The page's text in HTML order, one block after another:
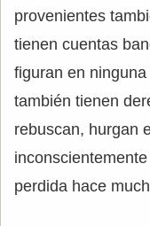
provenientes
tienen cuentas
figuran en
también tienen
rebuscan, hurgan
perdida hace